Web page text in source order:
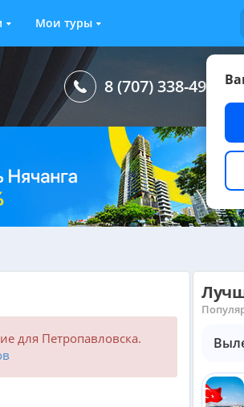
Мои туры
8 (707) 338-49-49
для Петропавловска.